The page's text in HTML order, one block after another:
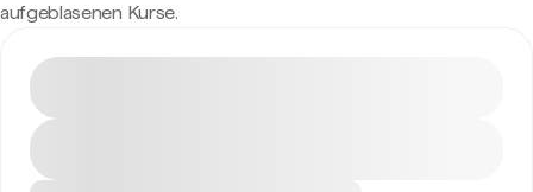
aufgeblasenen Kurse.